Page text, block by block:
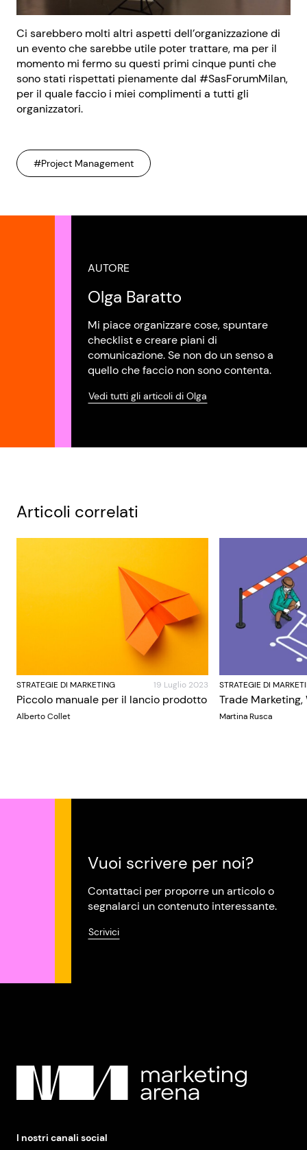
Ci sarebbero molti altri aspetti dell’organizzazione di
un evento che sarebbe utile poter trattare, ma per il
momento mi fermo su questi primi cinque punti che
sono stati rispettati pienamente dal #SasForumMilan,
per il quale faccio i miei complimenti a tutti gli
organizzatori.
#Project Management
AUTORE
Olga Baratto
Mi piace organizzare cose, spuntare
checklist e creare piani di
comunicazione. Se non do un senso a
quello che faccio non sono contenta.
Vedi tutti gli articoli di Olga
Articoli correlati
STRATEGIE DI MARKETING 19 Luglio 2023
Piccolo manuale per il lancio prodotto
Alberto Collet
STRATEGIE DI
Trade Marketing,
Martina Rusca
Vuoi scrivere per noi?
Contattaci per proporre un articolo o
segnalarci un contenuto interessante.
Scrivici
I nostri canali social